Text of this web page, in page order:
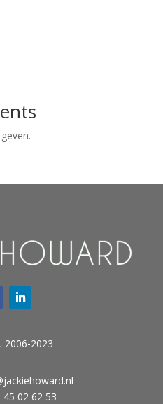
2006-2023
45 02 62 53